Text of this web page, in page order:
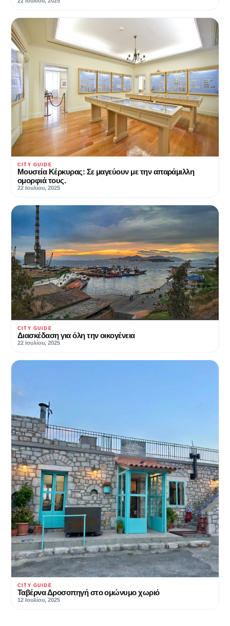
CITY GUIDE
Μουσεία Κέρκυρας: Σε μαγεύουν με την απαράμιλλη
ομορφιά τους.
22 Ιουλίου, 2025
CITY GUIDE
Διασκέδαση για όλη την οικογένεια
22 Ιουλίου, 2025
CITY GUIDE
Ταβέρνα Δροσοπηγή στο ομώνυμο χωριό
12 Ιουλίου, 2025